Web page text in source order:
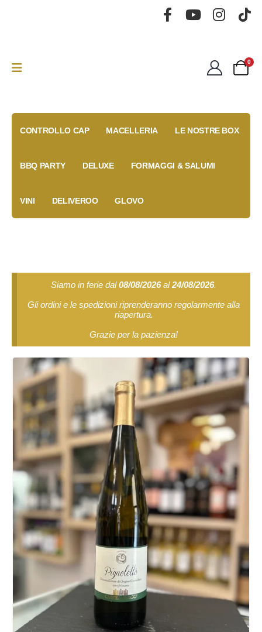
0
CONTROLLO CAP MACELLERIA LE NOSTRE BOX
BBQ PARTY DELUXE FORMAGGI & SALUMI
VINI DELIVEROO GLOVO
Siamo in ferie dal08/08/2026al24/08/2026.
Gli ordini e le spedizioni riprenderanno regolarmente alla
riapertura.
Grazie per la pazienza!